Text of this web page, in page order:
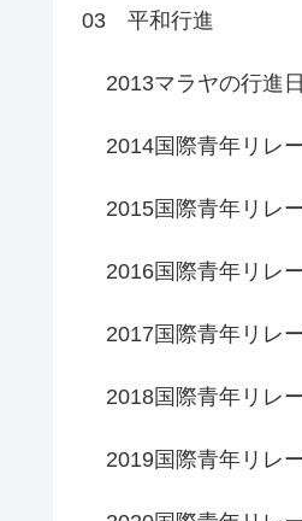
03 平和行進
2013マラヤの行進
2014国際青年リレ
2015国際青年リレ
2016国際青年リレ
2017国際青年リレ
2018国際青年リレ
2019国際青年リレ